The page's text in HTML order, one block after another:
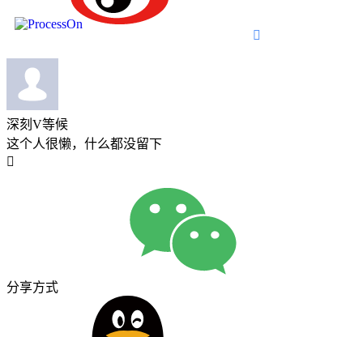

深刻V等候
这个人很懒，什么都没留下

分享方式